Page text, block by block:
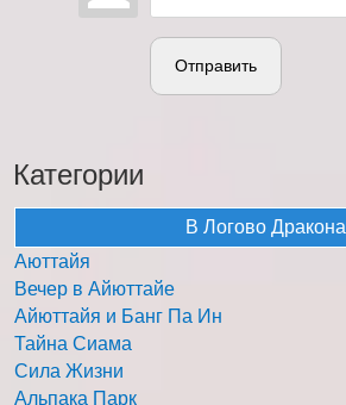
Отправить
Категории
В Логово Дракона
Аюттайя
Вечер в Айюттайе
Айюттайя и Банг Па Ин
Тайна Сиама
Сила Жизни
Альпака Парк